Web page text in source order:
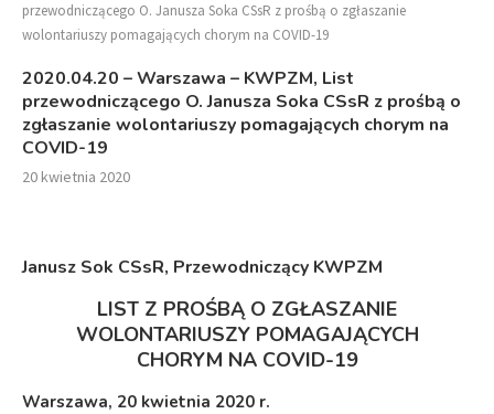
przewodniczącego O. Janusza Soka CSsR z prośbą o zgłaszanie
wolontariuszy pomagających chorym na COVID-19
2020.04.20 – Warszawa – KWPZM, List
przewodniczącego O. Janusza Soka CSsR z prośbą o
zgłaszanie wolontariuszy pomagających chorym na
COVID-19
20 kwietnia 2020
Janusz Sok CSsR, Przewodniczący KWPZM
LIST Z PROŚBĄ O ZGŁASZANIE
WOLONTARIUSZY POMAGAJĄCYCH
CHORYM NA COVID-19
Warszawa, 20 kwietnia 2020 r.